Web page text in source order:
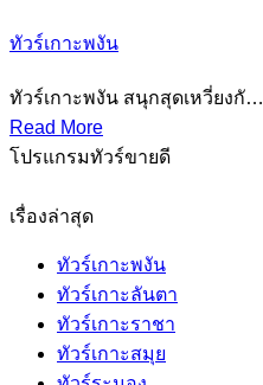
ทัวร์เกาะพงัน
ทัวร์เกาะพงัน สนุกสุดเหวี่ยงกั…
Read More
โปรแกรมทัวร์ขายดี
เรื่องล่าสุด
ทัวร์เกาะพงัน
ทัวร์เกาะลันตา
ทัวร์เกาะราชา
ทัวร์เกาะสมุย